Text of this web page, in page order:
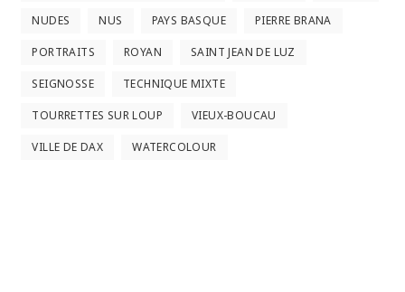
NUDES NUS PAYS BASQUE PIERRE BRANA
PORTRAITS ROYAN SAINT JEAN DE LUZ
SEIGNOSSE TECHNIQUE MIXTE
TOURRETTES SUR LOUP VIEUX-BOUCAU
VILLE DE DAX WATERCOLOUR